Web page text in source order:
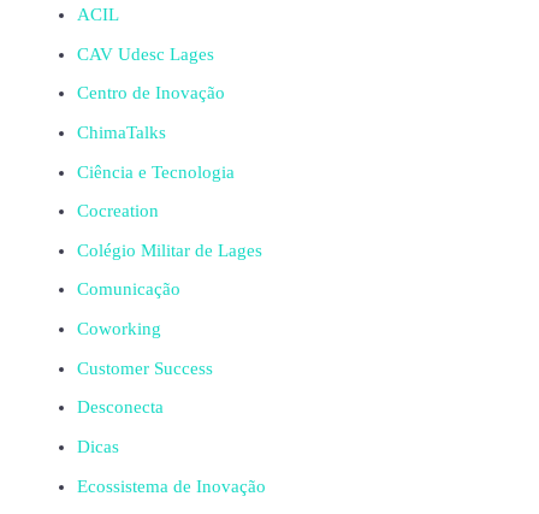
ACIL
CAV Udesc Lages
Centro de Inovação
ChimaTalks
Ciência e Tecnologia
Cocreation
Colégio Militar de Lages
Comunicação
Coworking
Customer Success
Desconecta
Dicas
Ecossistema de Inovação